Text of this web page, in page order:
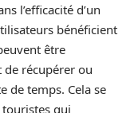
l’efficacité d’un
bénéficient
être
de récupérer ou
de temps. Cela se
qui